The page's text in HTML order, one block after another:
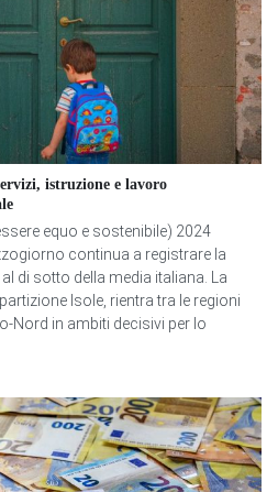
istruzione e lavoro
equo e sostenibile) 2024
continua a registrare la
di sotto della media italiana. La
Isole, rientra tra le regioni
Nord in ambiti decisivi per lo